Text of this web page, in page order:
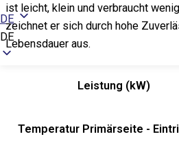
DE
DE
ist leicht, klein und verbraucht
zeichnet er sich durch hohe
Lebensdauer aus.
Leistung (kW)
Temperatur Primärseite -